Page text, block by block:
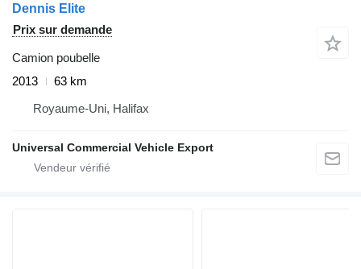
Dennis Elite
Prix sur demande
Camion poubelle
2013
63 km
Royaume-Uni, Halifax
Universal Commercial Vehicle Export